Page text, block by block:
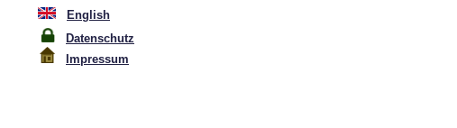
English
Datenschutz
Impressum